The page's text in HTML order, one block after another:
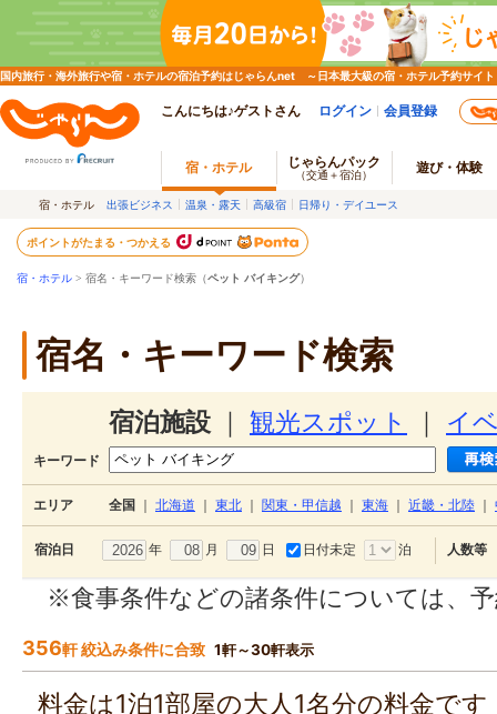
国内旅行・海外旅行や宿・ホテルの宿泊予約はじゃらんnet ～日本最大級の宿・ホテル予約サイト
こんにちは♪ゲストさん ログイン 会員登録
宿・ホテル じゃらんパック
（交通＋宿泊） 遊び・体験
宿・ホテル 出張ビジネス 温泉・露天 高級宿 日帰り・デイユース
ポイントがたまる・つかえる
宿・ホテル > 宿名・キーワード検索（ペット バイキング）
宿名・キーワード検索
宿泊施設 観光スポット イ
キーワード
エリア 全国 北海道 東北 関東・甲信越 東海 近畿・北陸
宿泊日 年 月 日 日付未定 泊 人数等
※食事条件などの諸条件については、
356軒 絞込み条件に合致 1軒～30軒表示
料金は1泊1部屋の大人1名分の料金で